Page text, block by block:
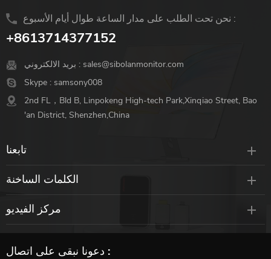
نحن تحت الطلب على مدار الساعة طوال أيام الأسبوع :
+8613714377152
بريد الالكتروني : sales@sibolanmonitor.com
Skype : samsony008
2nd FL，Bld B, Linpokeng High-tech Park,Xinqiao Street, Bao
'an District, Shenzhen,China
تابعنا
الكلمات الساخنة
مركز الفيديو
دعونا نبقى على اتصال :